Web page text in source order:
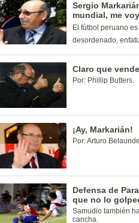
Sergio
mundial, me voy
El fútbol peruano
desordenado,
Claro que
Por: Phillip Butters.
¡Ay, Markarián!
Por: Arturo
Defensa de
que no lo
Samudio también
cancha.